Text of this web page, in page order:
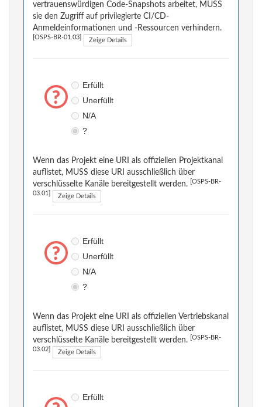
vertrauenswürdigen Code-Snapshots arbeitet, MUSS
sie den Zugriff auf privilegierte CI/CD-
Anmeldeinformationen und -Ressourcen verhindern.
[OSPS-BR-01.03] Zeige Details
Erfüllt
Unerfüllt
N/A
?
Wenn das Projekt eine URI als offiziellen Projektkanal
auflistet, MUSS diese URI ausschließlich über
verschlüsselte Kanäle bereitgestellt werden.
[OSPS-BR-
03.01] Zeige Details
Erfüllt
Unerfüllt
N/A
?
Wenn das Projekt eine URI als offiziellen Vertriebskanal
auflistet, MUSS diese URI ausschließlich über
verschlüsselte Kanäle bereitgestellt werden.
[OSPS-BR-
03.02] Zeige Details
Erfüllt